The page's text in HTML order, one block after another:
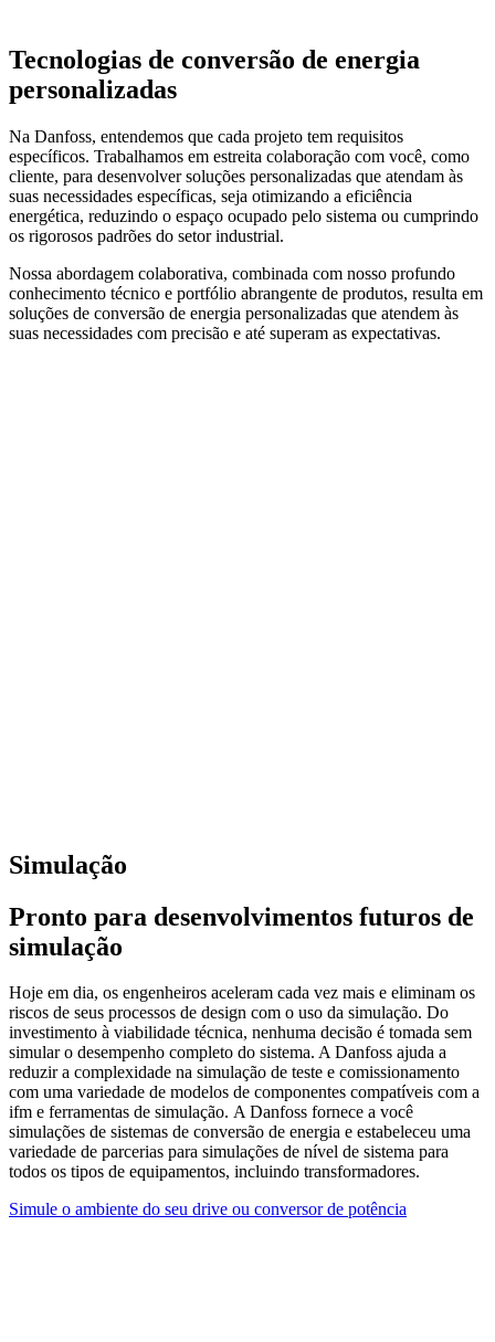
Tecnologias de conversão de energia
personalizadas
Na Danfoss, entendemos que cada projeto tem requisitos
específicos. Trabalhamos em estreita colaboração com você, como
cliente, para desenvolver soluções personalizadas que atendam às
suas necessidades específicas, seja otimizando a eficiência
energética, reduzindo o espaço ocupado pelo sistema ou cumprindo
os rigorosos padrões do setor industrial.
Nossa abordagem colaborativa, combinada com nosso profundo
conhecimento técnico e portfólio abrangente de produtos, resulta em
soluções de conversão de energia personalizadas que atendem às
suas necessidades com precisão e até superam as expectativas.
Simulação
Pronto para desenvolvimentos futuros de
simulação
Hoje em dia, os engenheiros aceleram cada vez mais e eliminam os
riscos de seus processos de design com o uso da simulação. Do
investimento à viabilidade técnica, nenhuma decisão é tomada sem
simular o desempenho completo do sistema. A Danfoss ajuda a
reduzir a complexidade na simulação de teste e comissionamento
com uma variedade de modelos de componentes compatíveis com a
ifm e ferramentas de simulação. A Danfoss fornece a você
simulações de sistemas de conversão de energia e estabeleceu uma
variedade de parcerias para simulações de nível de sistema para
todos os tipos de equipamentos, incluindo transformadores.
Simule o ambiente do seu drive ou conversor de potência